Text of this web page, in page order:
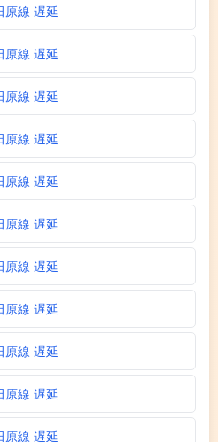
原線 遅延
原線 遅延
原線 遅延
原線 遅延
原線 遅延
原線 遅延
原線 遅延
原線 遅延
原線 遅延
原線 遅延
原線 遅延